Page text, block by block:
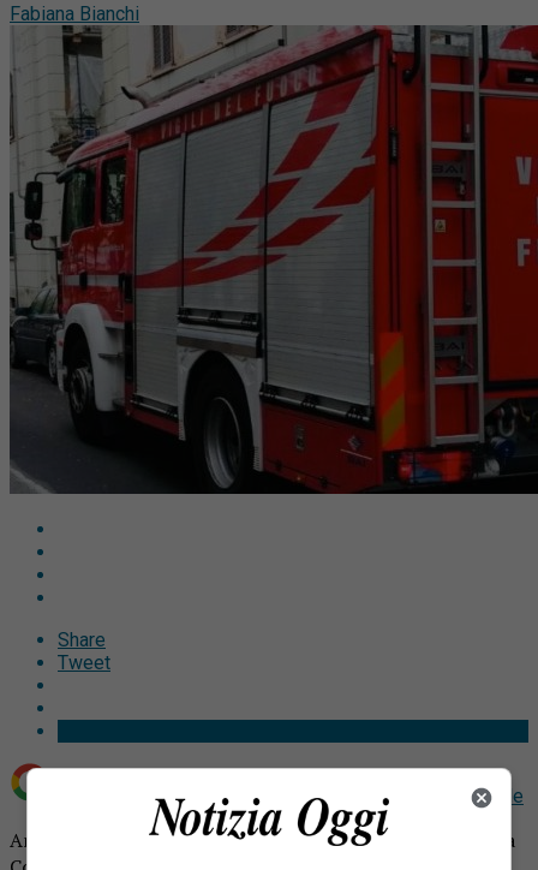
Fabiana Bianchi
Share
Tweet
Aggiungi Notizia Oggi.it come Fonte preferita su Google
Anziana muore nel rogo del suo appartamento: tragedia a